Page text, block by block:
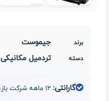
برند جیموست
دسته تردمیل مکانیکی
گارانتی: